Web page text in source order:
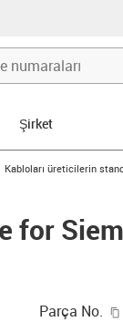
Şirket
igus-icon-arrow-right
Kabloları üreticilerin
Parça No.